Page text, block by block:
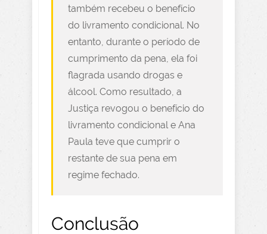
também recebeu o benefício
do livramento condicional. No
entanto, durante o período de
cumprimento da pena, ela foi
flagrada usando drogas e
álcool. Como resultado, a
Justiça revogou o benefício do
livramento condicional e Ana
Paula teve que cumprir o
restante de sua pena em
regime fechado.
Conclusão